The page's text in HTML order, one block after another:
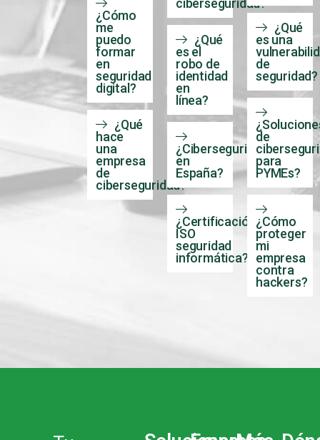
¿Cómo
me
puedo
formar
en
seguridad
digital?
¿Qué
hace
una
empresa
de
ciberseguridad?
ciberseguridad?
¿Qué
es el
robo de
identidad
en
línea?
¿Ciberseguridad
en
España?
¿Certificación
ISO
seguridad
¿Qué
es una
de
seguridad?
de
para
PYMEs?
¿Cómo
proteger
mi
empresa
contra